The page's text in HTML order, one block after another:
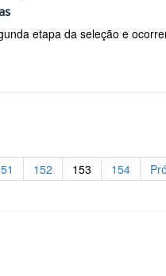
etapa da seleção e
152 153 154